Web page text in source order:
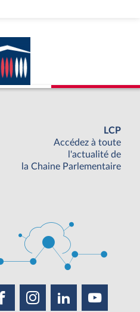
LCP
Accédez à toute
l'actualité de
la Chaine Parlementaire